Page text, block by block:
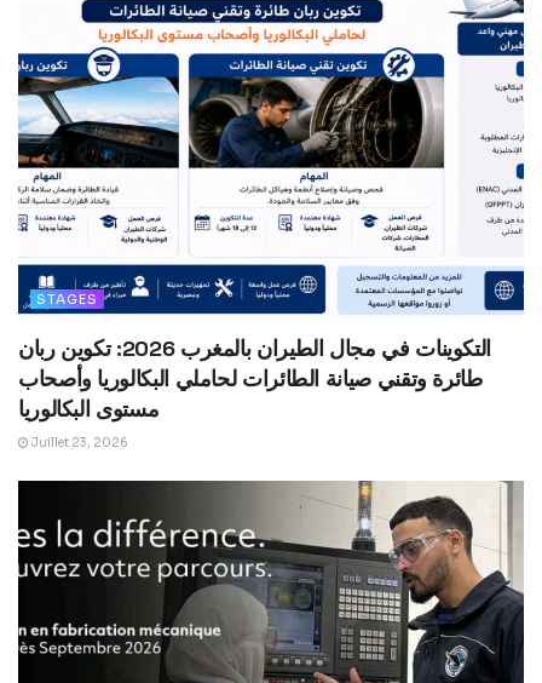
STAGES
التكوينات في مجال الطيران بالمغرب 2026: تكوين ربان
طائرة وتقني صيانة الطائرات لحاملي البكالوريا وأصحاب
مستوى البكالوريا
Juillet 23, 2026